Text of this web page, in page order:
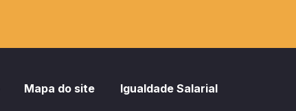
Mapa do site Igualdade Salarial